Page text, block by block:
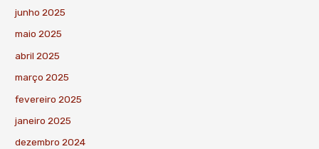
junho 2025
maio 2025
abril 2025
março 2025
fevereiro 2025
janeiro 2025
dezembro 2024